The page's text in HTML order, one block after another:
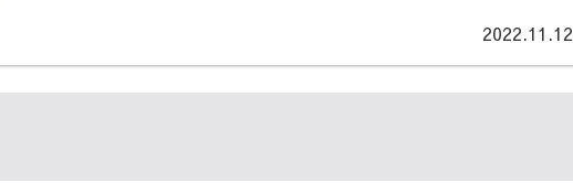
2022.11.12